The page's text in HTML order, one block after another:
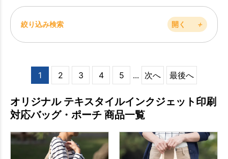
絞り込み検索 開く ＋
1 2 3 4 5 ... 次へ 最後へ
オリジナル テキスタイルインクジェット印刷
対応バッグ・ポーチ 商品一覧